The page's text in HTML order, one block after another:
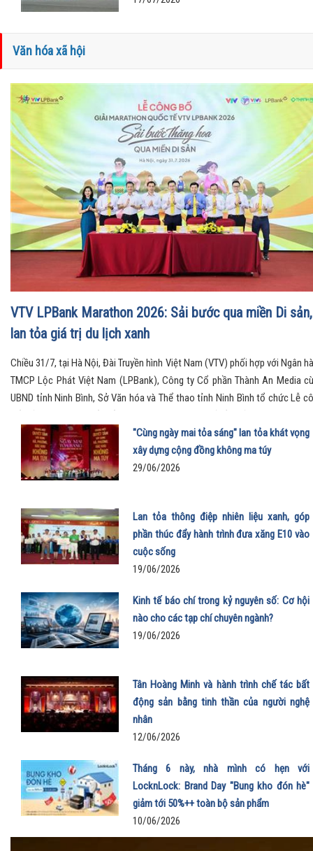
Văn hóa xã hội
VTV LPBank Marathon 2026: Sải bước qua miền Di sản,
lan tỏa giá trị du lịch xanh
Chiều 31/7, tại Hà Nội, Đài Truyền hình Việt Nam (VTV) phối hợp với Ngân
TMCP Lộc Phát Việt Nam (LPBank), Công ty Cổ phần Thành An Media
UBND tỉnh Ninh Bình, Sở Văn hóa và Thể thao tỉnh Ninh Bình tổ chức Lễ
Qua miền Di sản”.
"Cùng ngày mai tỏa sáng" lan tỏa khát vọng
xây dựng cộng đồng không ma túy
29/06/2026
Lan tỏa thông điệp nhiên liệu xanh, góp
phần thúc đẩy hành trình đưa xăng E10 vào
cuộc sống
19/06/2026
Kinh tế báo chí trong kỷ nguyên số: Cơ hội
nào cho các tạp chí chuyên ngành?
19/06/2026
Tân Hoàng Minh và hành trình chế tác bất
động sản bằng tinh thần của người nghệ
nhân
12/06/2026
Tháng 6 này, nhà mình có hẹn với
LocknLock: Brand Day "Bung kho đón hè"
giảm tới 50%++ toàn bộ sản phẩm
10/06/2026